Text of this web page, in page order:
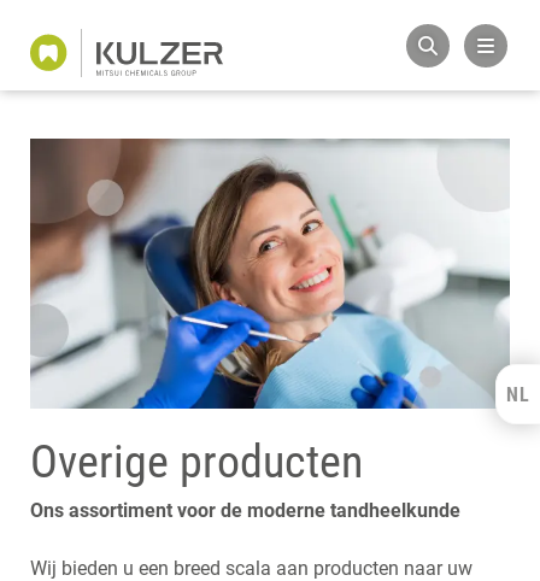
Kulzer Benelux NL
Overige producten
Ons assortiment voor de moderne tandheelkunde
Wij bieden u een breed scala aan producten naar uw